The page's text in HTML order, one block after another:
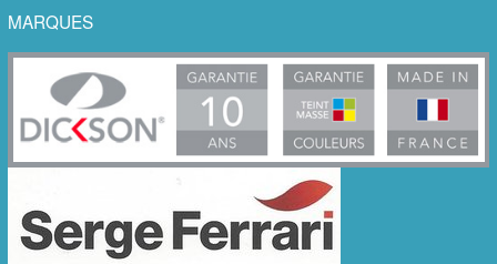
MARQUES